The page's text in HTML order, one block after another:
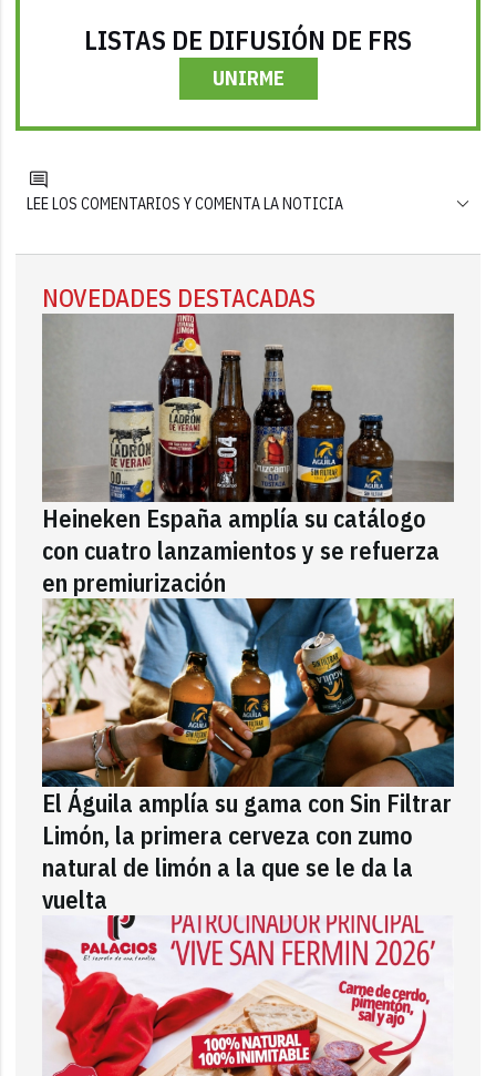
LISTAS DE DIFUSIÓN DE FRS
UNIRME
LEE LOS COMENTARIOS Y COMENTA LA NOTICIA
NOVEDADES DESTACADAS
Heineken España amplía su catálogo
con cuatro lanzamientos y se refuerza
en premiurización
El Águila amplía su gama con Sin Filtrar
Limón, la primera cerveza con zumo
natural de limón a la que se le da la
vuelta